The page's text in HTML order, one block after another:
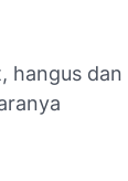
hangus dan